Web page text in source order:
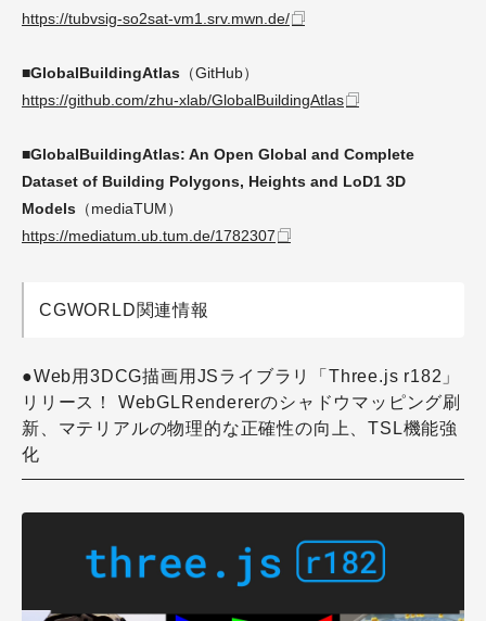
https://tubvsig-so2sat-vm1.srv.mwn.de/
■GlobalBuildingAtlas （GitHub）
https://github.com/zhu-xlab/GlobalBuildingAtlas
■GlobalBuildingAtlas: An Open Global and Complete
Dataset of Building Polygons, Heights and LoD1 3D
Models （mediaTUM）
https://mediatum.ub.tum.de/1782307
CGWORLD関連情報
●Web用3DCG描画用JSライブラリ「Three.js r182」
リリース！ WebGLRendererのシャドウマッピング刷
新、マテリアルの物理的な正確性の向上、TSL機能強
化